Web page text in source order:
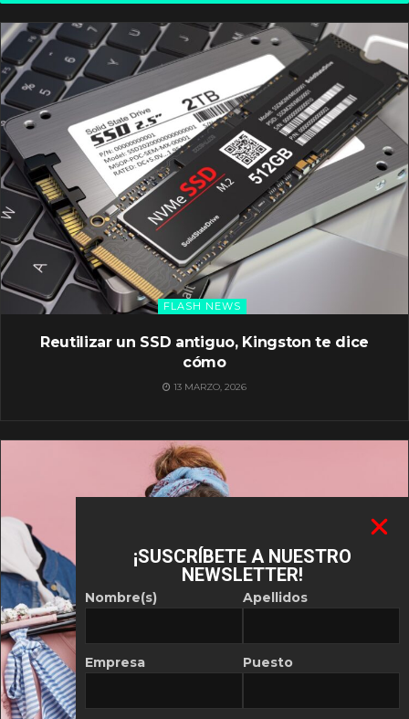
FLASH NEWS
Reutilizar un SSD antiguo, Kingston te dice
cómo
13 MARZO, 2026
¡SUSCRÍBETE A NUESTRO
NEWSLETTER!
Nombre(s)
Empresa
Apellidos
Puesto